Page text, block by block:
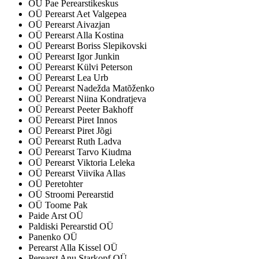
OÜ Pae Perearstikeskus
OÜ Perearst Aet Valgepea
OÜ Perearst Aivazjan
OÜ Perearst Alla Kostina
OÜ Perearst Boriss Slepikovski
OÜ Perearst Igor Junkin
OÜ Perearst Külvi Peterson
OÜ Perearst Lea Urb
OÜ Perearst Nadežda Matõženko
OÜ Perearst Niina Kondratjeva
OÜ Perearst Peeter Bakhoff
OÜ Perearst Piret Innos
OÜ Perearst Piret Jõgi
OÜ Perearst Ruth Ladva
OÜ Perearst Tarvo Kiudma
OÜ Perearst Viktoria Leleka
OÜ Perearst Viivika Allas
OÜ Peretohter
OÜ Stroomi Perearstid
OÜ Toome Pak
Paide Arst OÜ
Paldiski Perearstid OÜ
Panenko OÜ
Perearst Alla Kissel OÜ